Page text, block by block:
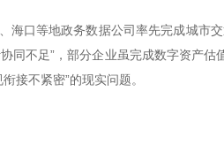
海口等地政务数据公司率先完成城市
同不足”，部分企业虽完成数字资产
接不紧密”的现实问题。